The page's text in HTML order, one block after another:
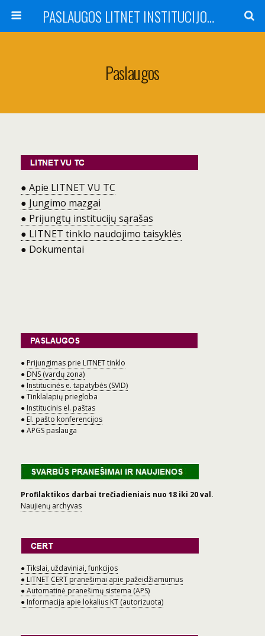
PASLAUGOS LITNET INSTITUCIJOMS
Paslaugos
● Apie LITNET VU TC
● Jungimo mazgai
● Prijungtų institucijų sąrašas
● LITNET tinklo naudojimo taisyklės
● Dokumentai
● Prijungimas prie LITNET tinklo
● DNS (vardų zona)
● Institucinės e. tapatybės (SVID)
● Tinklalapių priegloba
● Institucinis el. paštas
● El. pašto konferencijos
● APGS paslauga
Profilaktikos darbai trečiadieniais nuo 18 iki 20 val.
Naujienų archyvas
● Tikslai, uždaviniai, funkcijos
● LITNET CERT pranešimai apie pažeidžiamumus
● Automatinė pranešimų sistema (APS)
● Informacija apie lokalius KT (autorizuota)